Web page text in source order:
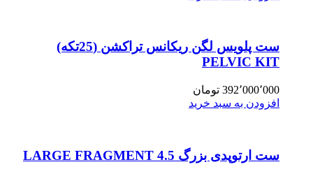
ست پلویس لگن ریکانس تراکشن (25تکه)
PELVIC KIT
392٬000٬000 تومان
افزودن به سبد خرید
ست ارتوپدی بزرگ 4.5 LARGE FRAGMENT